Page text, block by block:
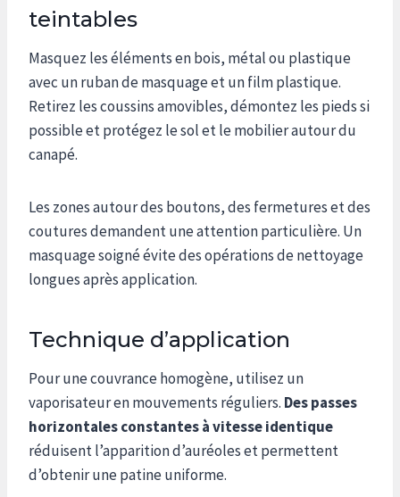
teintables
Masquez les éléments en bois, métal ou plastique
avec un ruban de masquage et un film plastique.
Retirez les coussins amovibles, démontez les pieds si
possible et protégez le sol et le mobilier autour du
canapé.
Les zones autour des boutons, des fermetures et des
coutures demandent une attention particulière. Un
masquage soigné évite des opérations de nettoyage
longues après application.
Technique d’application
Pour une couvrance homogène, utilisez un
vaporisateur en mouvements réguliers. Des passes
horizontales constantes à vitesse identique
réduisent l’apparition d’auréoles et permettent
d’obtenir une patine uniforme.